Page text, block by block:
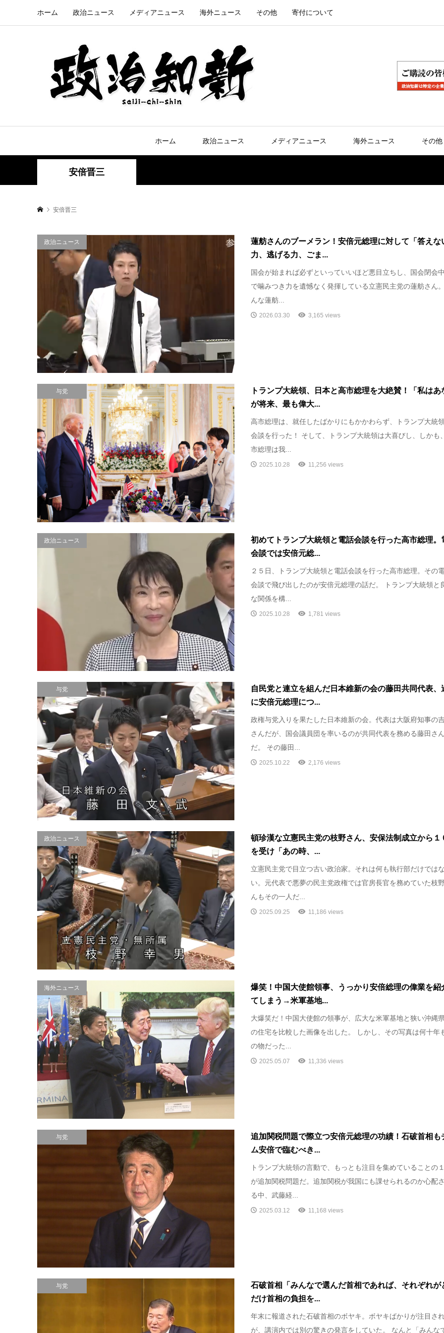
ホーム 政治ニュース メディアニュース 海外ニュース その他 寄付について
ホーム 政治ニュース メディアニュース 海外ニュース その他
安倍晋三
安倍晋三
政治ニュース
蓮舫さんのブーメラン！安倍元総理に対して「答えな
力、逃げる力、ごま...
国会が始まれば必ずといっていいほど悪目立ちし、国会閉会
で噛みつき力を遺憾なく発揮している立憲民主党の蓮舫さん
んな蓮舫...
2026.03.30 3,165 views
与党
トランプ大統領、日本と高市総理を大絶賛！「私はあ
が将来、最も偉大...
高市総理は、就任したばかりにもかかわらず、トランプ大統
会談を行った！ そして、トランプ大統領は大喜びし、しかも
市総理は我...
2025.10.28 11,256 views
政治ニュース
初めてトランプ大統領と電話会談を行った高市総理。
会談では安倍元総...
２５日、トランプ大統領と電話会談を行った高市総理。その
会談で飛び出したのが安倍元総理の話だ。 トランプ大統領と
な関係を構...
2025.10.28 1,781 views
与党
自民党と連立を組んだ日本維新の会の藤田共同代表、
に安倍元総理につ...
政権与党入りを果たした日本維新の会。代表は大阪府知事の
さんだが、国会議員団を率いるのが共同代表を務める藤田さん
だ。 その藤田...
2025.10.22 2,176 views
政治ニュース
頓珍漢な立憲民主党の枝野さん、安保法制成立から１
を受け「あの時、...
立憲民主党で目立つ古い政治家。それは何も執行部だけではな
い。元代表で悪夢の民主党政権では官房長官を務めていた枝
んもその一人だ...
2025.09.25 11,186 views
海外ニュース
爆笑！中国大使館領事、うっかり安倍総理の偉業を紹
てしまう→米軍基地...
大爆笑だ！中国大使館の領事が、広大な米軍基地と狭い沖縄
の住宅を比較した画像を出した。 しかし、その写真は何十年
の物だった...
2025.05.07 11,336 views
与党
追加関税問題で際立つ安倍元総理の功績！石破首相も
ム安倍で臨むべき...
トランプ大統領の言動で、もっとも注目を集めていることの
が追加関税問題だ。追加関税が我国にも課せられるのか心配
る中、武藤経...
2025.03.12 11,168 views
与党
石破首相「みんなで選んだ首相であれば、それぞれが
だけ首相の負担を...
年末に報道された石破首相のボヤキ。ボヤキばかりが注目さ
が、講演内では別の驚きの発言をしていた。 なんと「みんな